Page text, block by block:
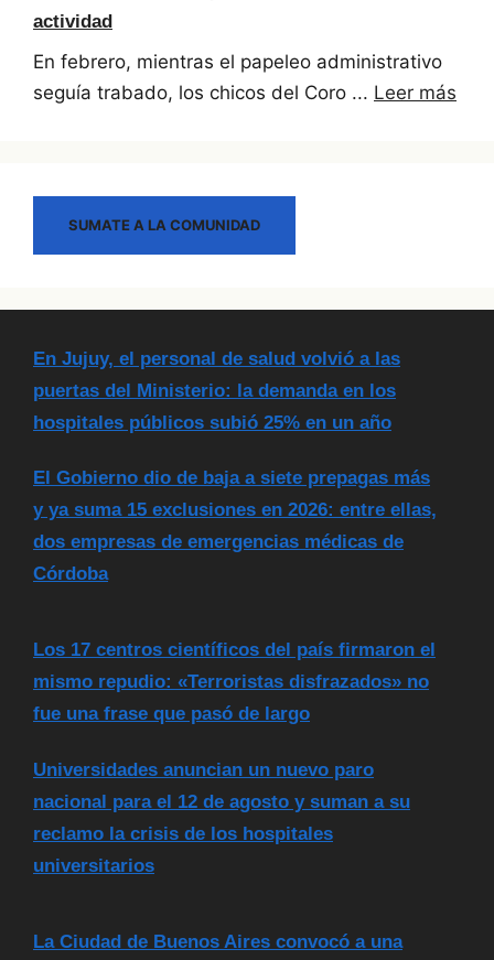
actividad
En febrero, mientras el papeleo administrativo
seguía trabado, los chicos del Coro ... Leer más
SUMATE A LA COMUNIDAD
En Jujuy, el personal de salud volvió a las
puertas del Ministerio: la demanda en los
hospitales públicos subió 25% en un año
El Gobierno dio de baja a siete prepagas más
y ya suma 15 exclusiones en 2026: entre ellas,
dos empresas de emergencias médicas de
Córdoba
Los 17 centros científicos del país firmaron el
mismo repudio: «Terroristas disfrazados» no
fue una frase que pasó de largo
Universidades anuncian un nuevo paro
nacional para el 12 de agosto y suman a su
reclamo la crisis de los hospitales
universitarios
La Ciudad de Buenos Aires convocó a una